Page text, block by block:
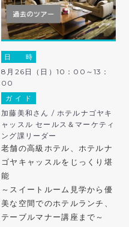
日 時
8月26日（日）10：00～13：
00
ガ イ ド
加藤美和さん / ホテルナゴヤキ
ャッスル セールス＆マーケティ
ング課リーダー
老舗の高級ホテル、ホテルナ
ゴヤキャッスルをじっくり堪
能
～スイートルーム見学から優
美な空間でのホテルランチ、
テーブルマナー講座まで～